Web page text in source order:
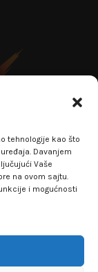
tehnologije kao što
Davanjem
Vaše
na ovom sajtu.
i mogućnosti